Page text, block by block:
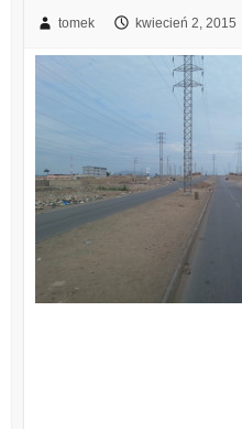
tomek kwiecień 2, 2015